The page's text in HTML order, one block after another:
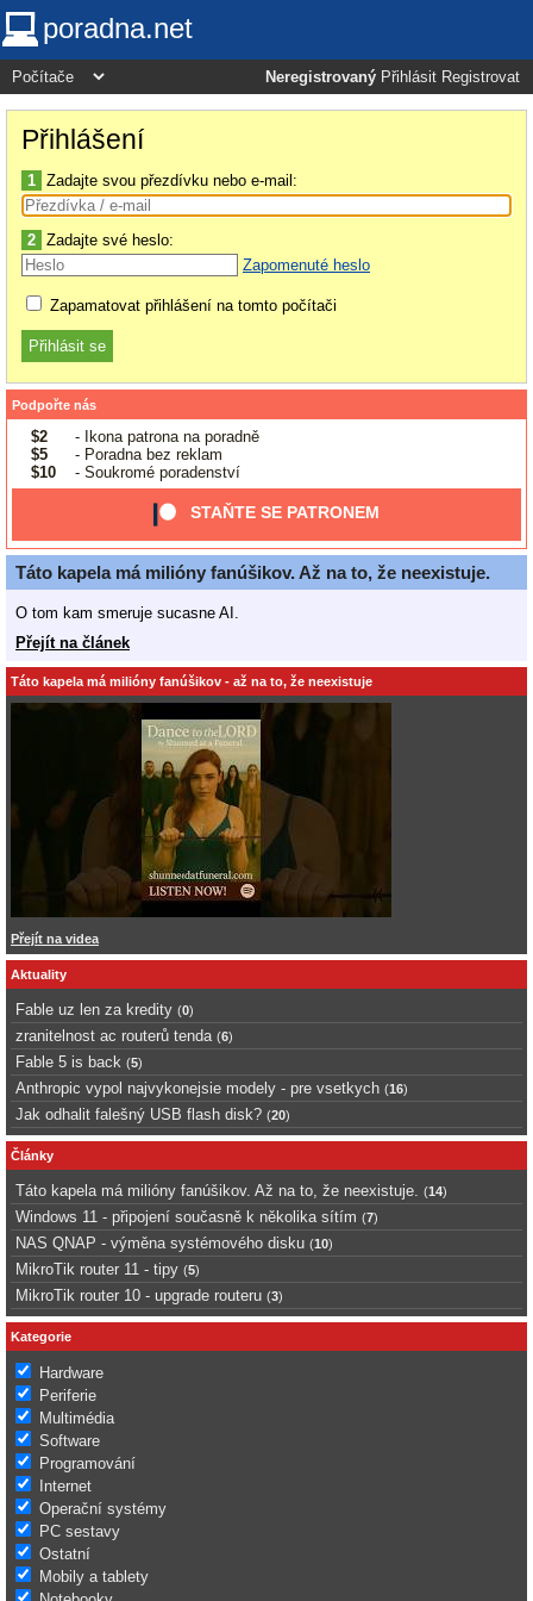
poradna.net
Neregistrovaný Přihlásit Registrovat
Přihlášení
1 Zadajte svou přezdívku nebo e-mail:
2 Zadajte své heslo:
Zapomenuté heslo
Zapamatovat přihlášení na tomto počítači
Podpořte nás
$2
- Ikona patrona na poradně
$5
- Poradna bez reklam
$10
- Soukromé poradenství
STAŇTE SE PATRONEM
Táto kapela má milióny fanúšikov. Až na to, že neexistuje.
O tom kam smeruje sucasne AI.
Přejít na článek
Táto kapela má milióny fanúšikov - až na to, že neexistuje
Přejít na videa
Aktuality
Fable uz len za kredity (0)
zranitelnost ac routerů tenda (6)
Fable 5 is back (5)
Anthropic vypol najvykonejsie modely - pre vsetkych (16)
Jak odhalit falešný USB flash disk? (20)
Články
Táto kapela má milióny fanúšikov. Až na to, že neexistuje. (14)
Windows 11 - připojení současně k několika sítím (7)
NAS QNAP - výměna systémového disku (10)
MikroTik router 11 - tipy (5)
MikroTik router 10 - upgrade routeru (3)
Kategorie
Hardware
Periferie
Multimédia
Software
Programování
Internet
Operační systémy
PC sestavy
Ostatní
Mobily a tablety